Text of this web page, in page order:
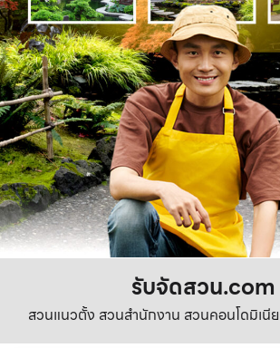
รับจัดสวน.com
สวนแนวตั้ง สวนสำนักงาน สวนคอนโดมิเนี